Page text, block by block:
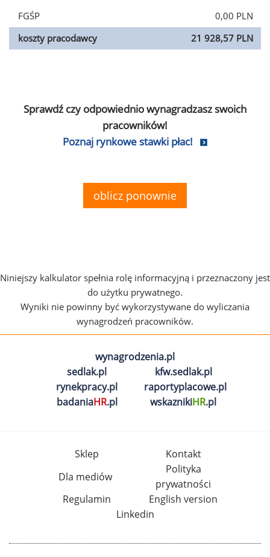
FGŚP
0,00 PLN
koszty pracodawcy
21 928,57 PLN
Sprawdź czy odpowiednio wynagradzasz swoich
pracowników!
Poznaj rynkowe stawki płac!
oblicz ponownie
Niniejszy kalkulator spełnia rolę informacyjną i przeznaczony jest
do użytku prywatnego.
Wyniki nie powinny być wykorzystywane do wyliczania
wynagrodzeń pracowników.
wynagrodzenia.pl
sedlak.pl
kfw.sedlak.pl
rynekpracy.pl
raportyplacowe.pl
badaniaHR.pl wskaznikiHR.pl
Sklep
Kontakt
Dla mediów
Polityka
prywatności
Regulamin
English version
Linkedin